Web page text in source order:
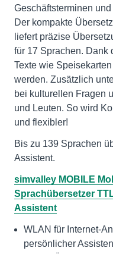
Geschäftsterminen
Der kompakte
liefert präzise
für 17 Sprachen. Dank
Texte wie
werden. Zusätzlich
bei kulturellen Fragen
und Leuten. So wird
und flexibler!
Bis zu 139 Sprachen
Assistent.
simvalley MOBILE
Sprachübersetzer
Assistent
WLAN für Internet-
persönlicher